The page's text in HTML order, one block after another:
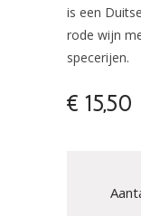
is een
rode wijn
specerijen.
€ 15,50